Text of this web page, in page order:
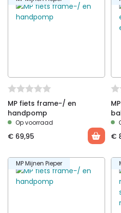
MP fiets frame-/ en
handpomp
Op voorraad
€ 69,95 €
MP Mijnen Pieper